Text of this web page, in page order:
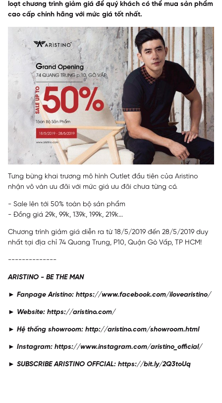
loạt chương trình giảm giá để quý khách có thể mua sản phẩm
cao cấp chính hãng với mức giá tốt nhất.
Tưng bừng khai trương mô hình Outlet đầu tiên của Aristino
nhận vô vàn ưu đãi với mức giá ưu đãi chưa từng có.
- Sale lên tới 50% toàn bộ sản phẩm
- Đồng giá 29k, 99k, 139k, 199k, 219k...
Chương trình giảm giá diễn ra từ 18/5/2019 đến 28/5/2019 duy
nhất tại địa chỉ 74 Quang Trung, P10, Quận Gò Vấp, TP HCM!
--------------
ARISTINO - BE THE MAN
► Fanpage Aristino: https://www.facebook.com/ilovearistino/
► Website: https://aristino.com/
► Hệ thống showroom: http://aristino.com/showroom.html
► Instagram: https://www.instagram.com/aristino_official/
► SUBSCRIBE ARISTINO OFFCIAL: https://bit.ly/2Q3toUq